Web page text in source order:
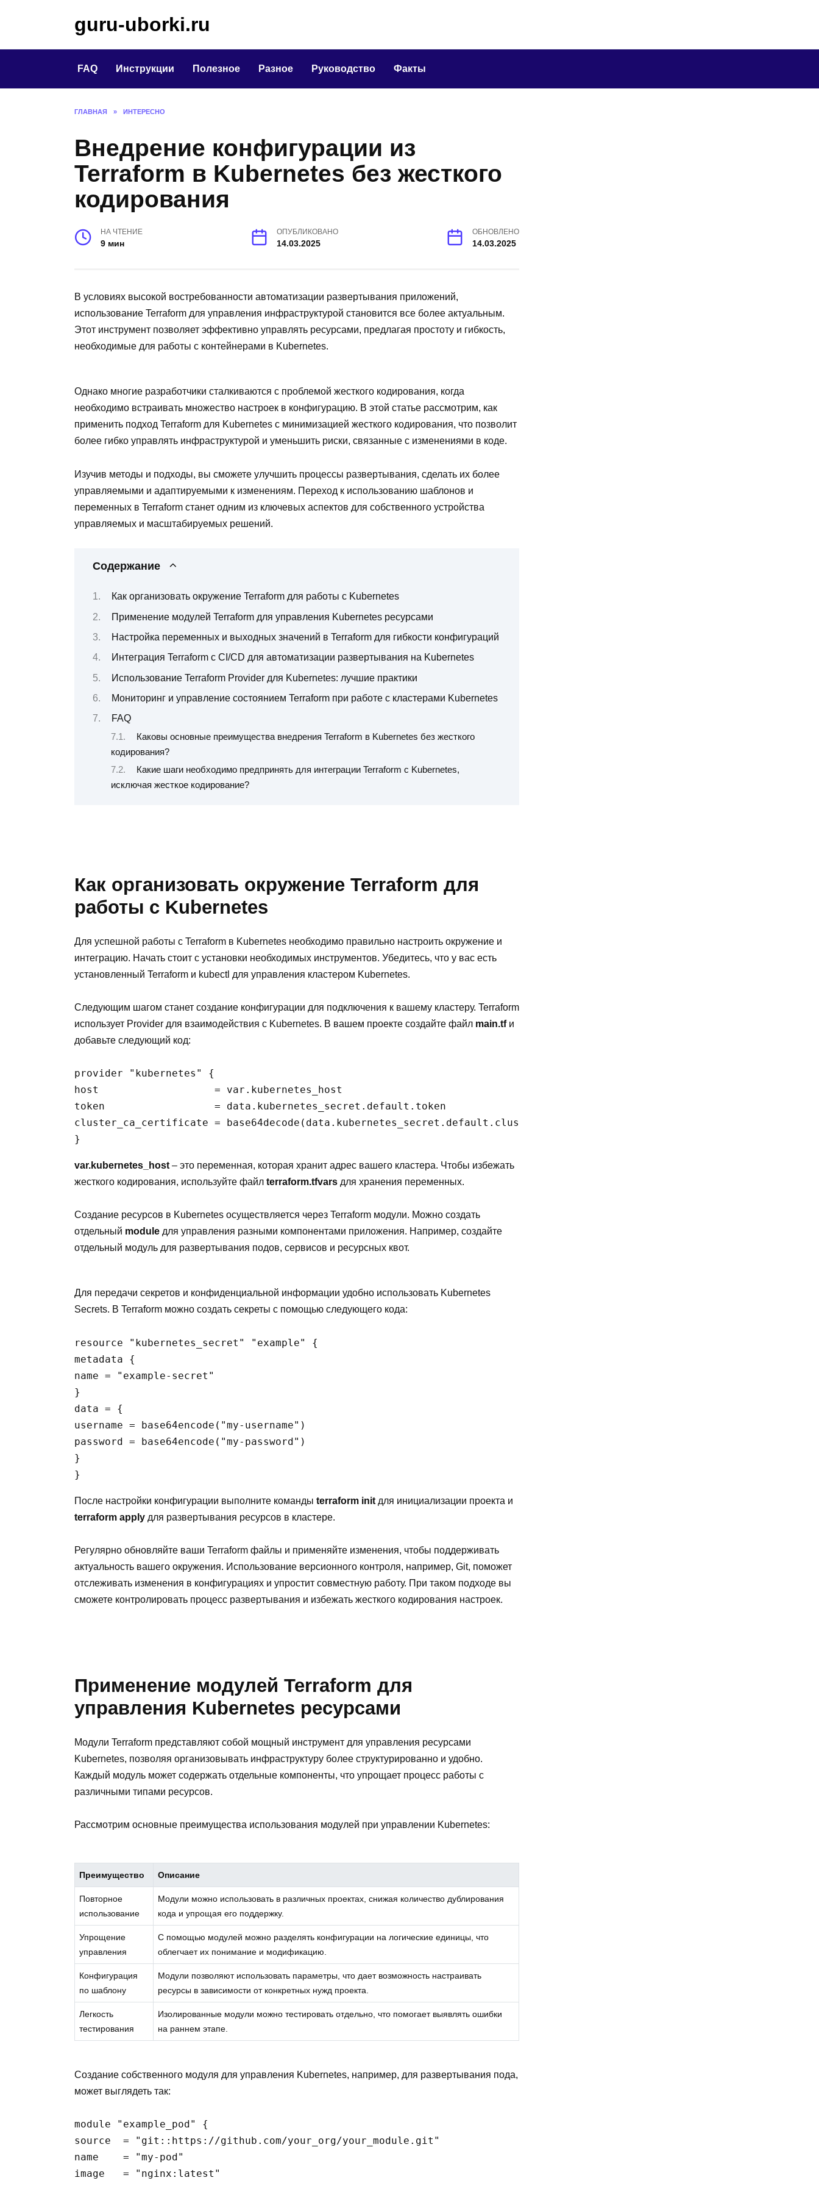
guru-uborki.ru
FAQ Инструкции Полезное Разное Руководство Факты
ГЛАВНАЯ » ИНТЕРЕСНО
Внедрение конфигурации из
Terraform в Kubernetes без жесткого
кодирования
НА ЧТЕНИЕ
9 мин
ОПУБЛИКОВАНО
14.03.2025
ОБНОВЛЕНО
14.03.2025
В условиях высокой востребованности автоматизации развертывания приложений,
использование Terraform для управления инфраструктурой становится все более актуальным.
Этот инструмент позволяет эффективно управлять ресурсами, предлагая простоту и гибкость,
необходимые для работы с контейнерами в Kubernetes.
Однако многие разработчики сталкиваются с проблемой жесткого кодирования, когда
необходимо встраивать множество настроек в конфигурацию. В этой статье рассмотрим, как
применить подход Terraform для Kubernetes с минимизацией жесткого кодирования, что позволит
более гибко управлять инфраструктурой и уменьшить риски, связанные с изменениями в коде.
Изучив методы и подходы, вы сможете улучшить процессы развертывания, сделать их более
управляемыми и адаптируемыми к изменениям. Переход к использованию шаблонов и
переменных в Terraform станет одним из ключевых аспектов для собственного устройства
управляемых и масштабируемых решений.
Содержание
Как организовать окружение Terraform для работы с Kubernetes
Применение модулей Terraform для управления Kubernetes ресурсами
Настройка переменных и выходных значений в Terraform для гибкости конфигураций
Интеграция Terraform с CI/CD для автоматизации развертывания на Kubernetes
Использование Terraform Provider для Kubernetes: лучшие практики
Мониторинг и управление состоянием Terraform при работе с кластерами Kubernetes
FAQ
Каковы основные преимущества внедрения Terraform в Kubernetes без жесткого
кодирования?
Какие шаги необходимо предпринять для интеграции Terraform с Kubernetes,
исключая жесткое кодирование?
Как организовать окружение Terraform для
работы с Kubernetes
Для успешной работы с Terraform в Kubernetes необходимо правильно настроить окружение и
интеграцию. Начать стоит с установки необходимых инструментов. Убедитесь, что у вас есть
установленный Terraform и kubectl для управления кластером Kubernetes.
Следующим шагом станет создание конфигурации для подключения к вашему кластеру. Terraform
использует Provider для взаимодействия с Kubernetes. В вашем проекте создайте файл main.tfи
добавьте следующий код:
provider "kubernetes" {
host                   = var.kubernetes_host
token                  = data.kubernetes_secret.default.token
cluster_ca_certificate = base64decode(data.kubernetes_secret.default.cluster_ca_certificate)
var.kubernetes_host – это переменная, которая хранит адрес вашего кластера. Чтобы избежать
жесткого кодирования, используйте файл terraform.tfvars для хранения переменных.
Создание ресурсов в Kubernetes осуществляется через Terraform модули. Можно создать
отдельный module для управления разными компонентами приложения. Например, создайте
отдельный модуль для развертывания подов, сервисов и ресурсных квот.
Для передачи секретов и конфиденциальной информации удобно использовать Kubernetes
Secrets. В Terraform можно создать секреты с помощью следующего кода:
resource "kubernetes_secret" "example" {
metadata {
name = "example-secret"
}
data = {
username = base64encode("my-username")
password = base64encode("my-password")
}
После настройки конфигурации выполните команды terraform init для инициализации проекта и
terraform apply для развертывания ресурсов в кластере.
Регулярно обновляйте ваши Terraform файлы и применяйте изменения, чтобы поддерживать
актуальность вашего окружения. Использование версионного контроля, например, Git, поможет
отслеживать изменения в конфигурациях и упростит совместную работу. При таком подходе вы
сможете контролировать процесс развертывания и избежать жесткого кодирования настроек.
Применение модулей Terraform для
управления Kubernetes ресурсами
Модули Terraform представляют собой мощный инструмент для управления ресурсами
Kubernetes, позволяя организовывать инфраструктуру более структурированно и удобно.
Каждый модуль может содержать отдельные компоненты, что упрощает процесс работы с
различными типами ресурсов.
Рассмотрим основные преимущества использования модулей при управлении Kubernetes:
Преимущество Описание
Повторное
использование
Модули можно использовать в различных проектах, снижая количество дублирования
кода и упрощая его поддержку.
Упрощение
управления
С помощью модулей можно разделять конфигурации на логические единицы, что
облегчает их понимание и модификацию.
Конфигурация
по шаблону
Модули позволяют использовать параметры, что дает возможность настраивать
ресурсы в зависимости от конкретных нужд проекта.
Легкость
тестирования
Изолированные модули можно тестировать отдельно, что помогает выявлять ошибки
на раннем этапе.
Создание собственного модуля для управления Kubernetes, например, для развертывания пода,
может выглядеть так:
module "example_pod" {
source  = "git::https://github.com/your_org/your_module.git"
name    = "my-pod"
image   = "nginx:latest"